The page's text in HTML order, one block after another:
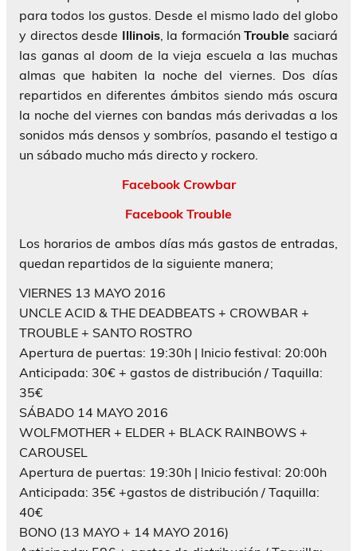
para todos los gustos. Desde el mismo lado del globo
y directos desde Illinois, la formaciónTrouble saciará
las ganas al doom de la vieja escuela a las muchas
almas que habiten la noche del viernes. Dos días
repartidos en diferentes ámbitos siendo más oscura
la noche del viernes con bandas más derivadas a los
sonidos más densos y sombríos, pasando el testigo a
un sábado mucho más directo y rockero.
Facebook Crowbar
Facebook Trouble
Los horarios de ambos días más gastos de entradas,
quedan repartidos de la siguiente manera;
VIERNES 13 MAYO 2016
UNCLE ACID & THE DEADBEATS + CROWBAR +
TROUBLE + SANTO ROSTRO
Apertura de puertas: 19:30h | Inicio festival: 20:00h
Anticipada: 30€ + gastos de distribución / Taquilla:
35€
SÁBADO 14 MAYO 2016
WOLFMOTHER + ELDER + BLACK RAINBOWS +
CAROUSEL
Apertura de puertas: 19:30h | Inicio festival: 20:00h
Anticipada: 35€ +gastos de distribución / Taquilla:
40€
BONO (13 MAYO + 14 MAYO 2016)